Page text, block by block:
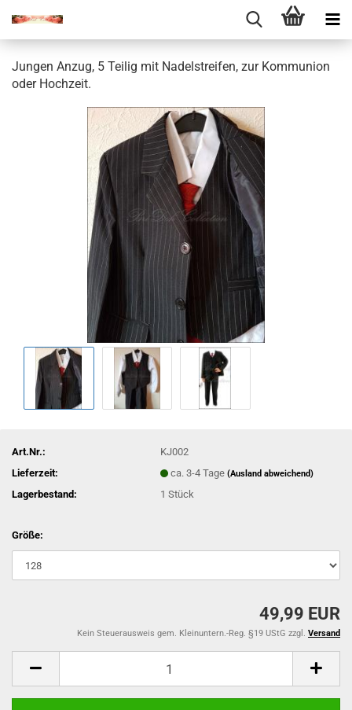
Jungen Anzug, 5 Teilig mit Nadelstreifen, zur Kommunion
oder Hochzeit.
Art.Nr.:
KJ002
Lieferzeit:
ca. 3-4 Tage(Ausland abweichend)
Lagerbestand: 1Stück
Größe:
49,99 EUR
Kein Steuerausweis gem. Kleinuntern.-Reg. §19 UStG zzgl. Versand